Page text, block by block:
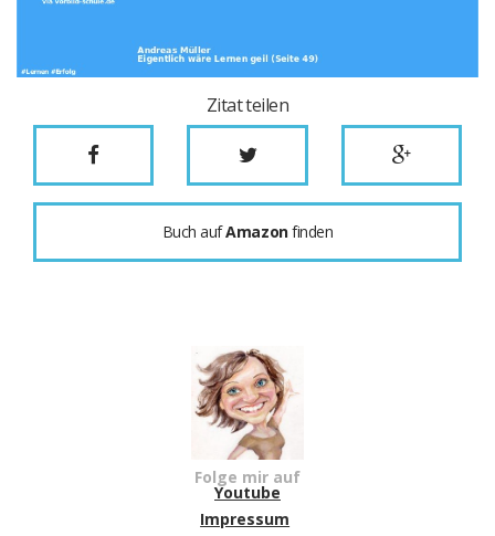
Zitat teilen
Buch aufAmazonfinden
Folge mir auf
Youtube
Impressum